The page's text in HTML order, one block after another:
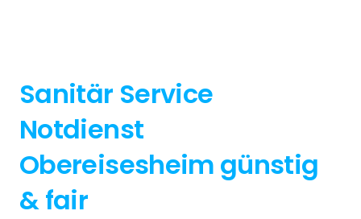
Sanitär Service
Notdienst
Obereisesheim günstig
& fair